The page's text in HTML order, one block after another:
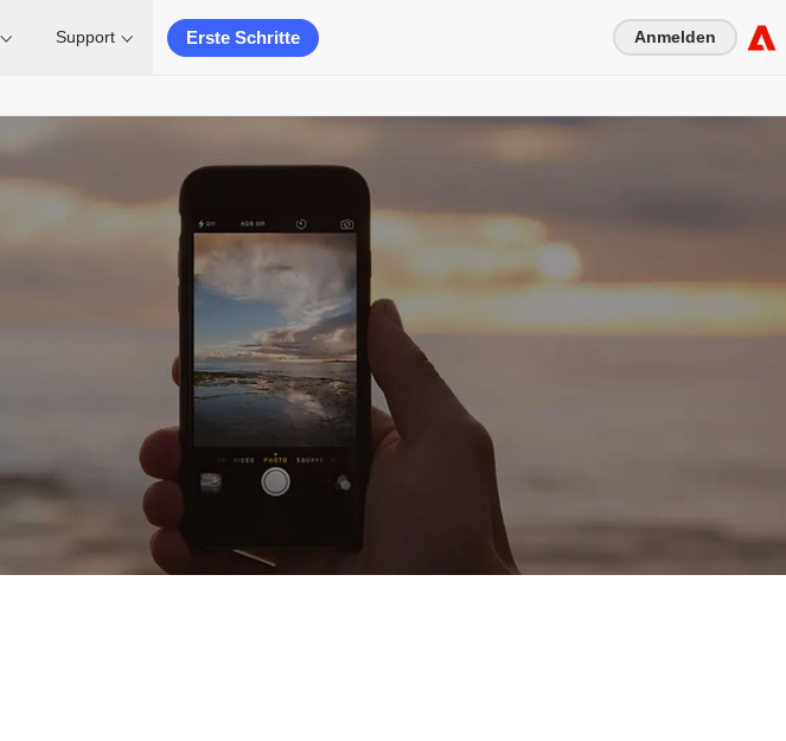
Support Erste Schritte Anmelden